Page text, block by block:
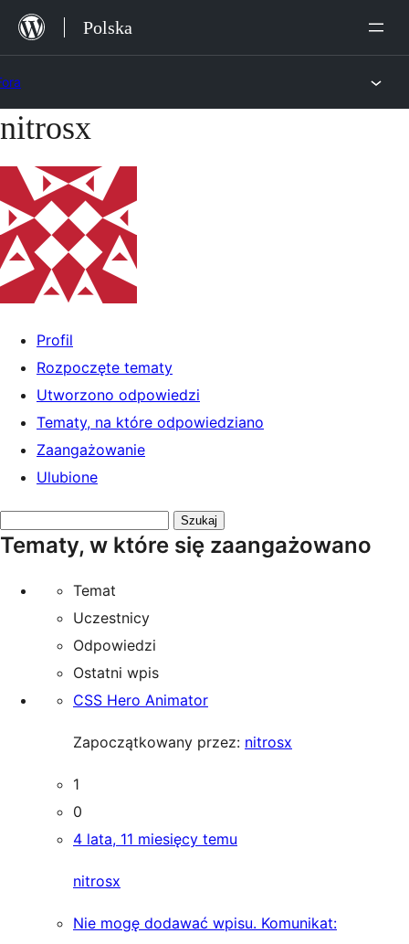
Przejdź
Polska
Przejdź
treści
nitrosx
Profil
Rozpoczęte tematy
Utworzono odpowiedzi
Tematy, na które odpowiedziano
Zaangażowanie
Ulubione
tematy:
Tematy, w które się zaangażowano
Temat
Uczestnicy
Odpowiedzi
Ostatni wpis
CSS Hero Animator
Zapoczątkowany przez: nitrosx
1
0
4 lata, 11 miesięcy temu
nitrosx
Nie mogę dodawać wpisu. Komunikat: